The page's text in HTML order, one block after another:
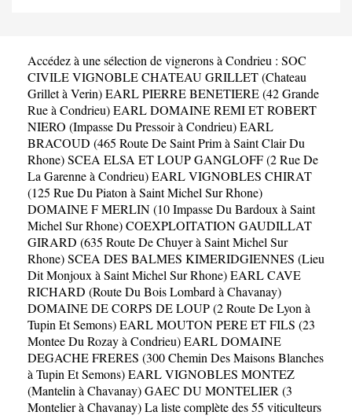
Accédez à une sélection de vignerons à Condrieu : SOC
CIVILE VIGNOBLE CHATEAU GRILLET (Chateau
Grillet à Verin)EARL PIERRE BENETIERE (42 Grande
Rue à Condrieu)EARL DOMAINE REMI ET ROBERT
NIERO (Impasse Du Pressoir à Condrieu)EARL
BRACOUD (465 Route De Saint Prim à Saint Clair Du
Rhone)SCEA ELSA ET LOUP GANGLOFF (2 Rue De
La Garenne à Condrieu)EARL VIGNOBLES CHIRAT
(125 Rue Du Piaton à Saint Michel Sur Rhone)
DOMAINE F MERLIN (10 Impasse Du Bardoux à Saint
Michel Sur Rhone)COEXPLOITATION GAUDILLAT
GIRARD (635 Route De Chuyer à Saint Michel Sur
Rhone)SCEA DES BALMES KIMERIDGIENNES (Lieu
Dit Monjoux à Saint Michel Sur Rhone)EARL CAVE
RICHARD (Route Du Bois Lombard à Chavanay)
DOMAINE DE CORPS DE LOUP (2 Route De Lyon à
Tupin Et Semons)EARL MOUTON PERE ET FILS (23
Montee Du Rozay à Condrieu)EARL DOMAINE
DEGACHE FRERES (300 Chemin Des Maisons Blanches
à Tupin Et Semons)EARL VIGNOBLES MONTEZ
(Mantelin à Chavanay)GAEC DU MONTELIER (3
Montelier à Chavanay)La liste complète des 55 viticulteurs